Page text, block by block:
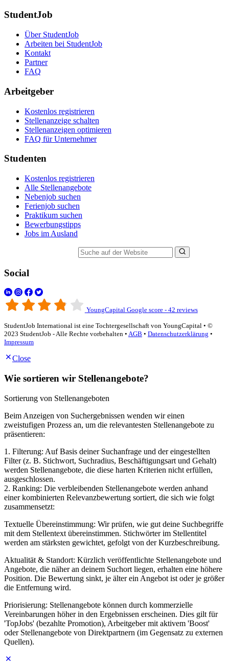
StudentJob
Über StudentJob
Arbeiten bei StudentJob
Kontakt
Partner
FAQ
Arbeitgeber
Kostenlos registrieren
Stellenanzeige schalten
Stellenanzeigen optimieren
FAQ für Unternehmer
Studenten
Kostenlos registrieren
Alle Stellenangebote
Nebenjob suchen
Ferienjob suchen
Praktikum suchen
Bewerbungstipps
Jobs im Ausland
Social
YoungCapital Google score - 42 reviews
StudentJob International ist eine Tochtergesellschaft von YoungCapital • ©
2023 StudentJob - Alle Rechte vorbehalten • AGB • Datenschutzerklärung •
Impressum
Close
Wie sortieren wir Stellenangebote?
Sortierung von Stellenangeboten
Beim Anzeigen von Suchergebnissen wenden wir einen
zweistufigen Prozess an, um die relevantesten Stellenangebote zu
präsentieren:
1. Filterung: Auf Basis deiner Suchanfrage und der eingestellten
Filter (z. B. Stichwort, Suchradius, Beschäftigungsart und Gehalt)
werden Stellenangebote, die diese harten Kriterien nicht erfüllen,
ausgeschlossen.
2. Ranking: Die verbleibenden Stellenangebote werden anhand
einer kombinierten Relevanzbewertung sortiert, die sich wie folgt
zusammensetzt:
Textuelle Übereinstimmung: Wir prüfen, wie gut deine Suchbegriffe
mit dem Stellentext übereinstimmen. Stichwörter im Stellentitel
werden am stärksten gewichtet, gefolgt von der Kurzbeschreibung.
Aktualität & Standort: Kürzlich veröffentlichte Stellenangebote und
Angebote, die näher an deinem Suchort liegen, erhalten eine höhere
Position. Die Bewertung sinkt, je älter ein Angebot ist oder je größer
die Entfernung wird.
Priorisierung: Stellenangebote können durch kommerzielle
Vereinbarungen höher in den Ergebnissen erscheinen. Dies gilt für
'TopJobs' (bezahlte Promotion), Arbeitgeber mit aktivem 'Boost'
oder Stellenangebote von Direktpartnern (im Gegensatz zu externen
Quellen).